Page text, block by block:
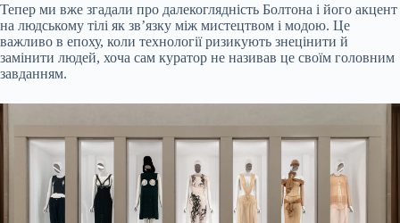
Тепер ми вже згадали про далекоглядність Болтона і його акцент
на людському тілі як зв’язку між мистецтвом і модою. Це
важливо в епоху, коли технології ризикують знецінити й
замінити людей, хоча сам куратор не називав це своїм головним
завданням.